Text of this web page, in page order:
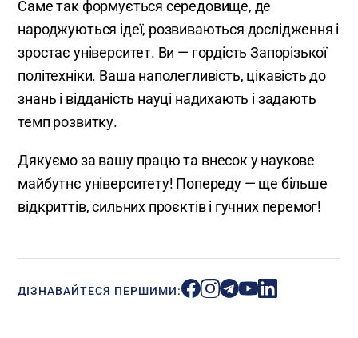
Саме так формується середовище, де
народжуються ідеї, розвиваються дослідження і
зростає університет. Ви — гордість Запорізької
політехніки. Ваша наполегливість, цікавість до
знань і відданість науці надихають і задають
темп розвитку.
Дякуємо за вашу працю та внесок у наукове
майбутнє університету! Попереду — ще більше
відкриттів, сильних проєктів і гучних перемог!
ДІЗНАВАЙТЕСЯ ПЕРШИМИ: